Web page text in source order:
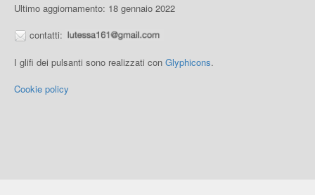
Ultimo aggiornamento: 18 gennaio 2022
contatti:
I glifi dei pulsanti sono realizzati con Glyphicons.
Cookie policy